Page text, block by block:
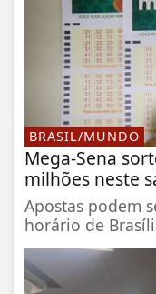
BRASIL/MUNDO
Mega-Sena
milhões neste
Apostas podem
horário de